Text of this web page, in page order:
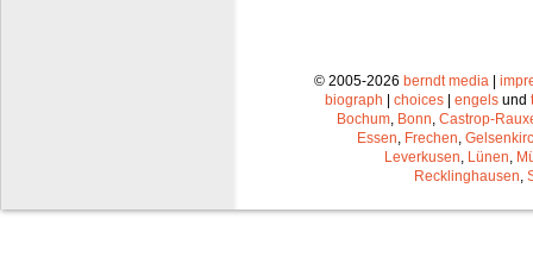
© 2005-2026 berndt media |
biograph | choices | engels und
Bochum Bonn Castrop-
Essen Frechen
Leverkusen Lünen
Recklinghausen